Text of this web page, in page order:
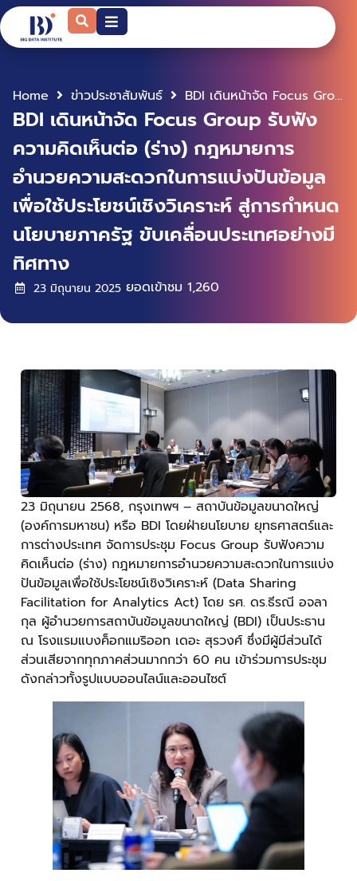
Home ข่าวประชาสัมพันธ์ BDI เดินหน้าจัด Focus Group รับฟังความคิดเห็นต่อ (ร่าง) กฎหมายการอำนวยความสะดวกในการแบ่งปันข้อมูลเพื่อใช้ประโยชน์เชิงวิเคราะห์ สู่การกำหนดนโยบายภาครัฐ ขับเคลื่อนประเทศอย่างมีทิศทาง
BDI เดินหน้าจัด Focus Group รับฟัง
ความคิดเห็นต่อ (ร่าง) กฎหมายการ
อำนวยความสะดวกในการแบ่งปันข้อมูล
เพื่อใช้ประโยชน์เชิงวิเคราะห์ สู่การกำหนด
นโยบายภาครัฐ ขับเคลื่อนประเทศอย่างมี
ทิศทาง
23 มิถุนายน 2025 ยอดเข้าชม 1,260
23 มิถุนายน 2568, กรุงเทพฯ – สถาบันข้อมูลขนาดใหญ่
(องค์การมหาชน) หรือ BDI โดยฝ่ายนโยบาย ยุทธศาสตร์และ
การต่างประเทศ จัดการประชุม Focus Group รับฟังความ
คิดเห็นต่อ (ร่าง) กฎหมายการอำนวยความสะดวกในการแบ่ง
ปันข้อมูลเพื่อใช้ประโยชน์เชิงวิเคราะห์ (Data Sharing
Facilitation for Analytics Act) โดย รศ. ดร.ธีรณี อจลา
กุล ผู้อำนวยการสถาบันข้อมูลขนาดใหญ่ (BDI) เป็นประธาน
ณ โรงแรมแบงค็อกแมริออท เดอะ สุรวงศ์ ซึ่งมีผู้มีส่วนได้
ส่วนเสียจากทุกภาคส่วนมากกว่า 60 คน เข้าร่วมการประชุม
ดังกล่าวทั้งรูปแบบออนไลน์และออนไซต์